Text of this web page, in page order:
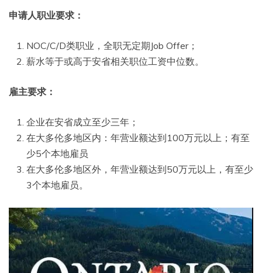
申请人职业要求：
NOC/C/D类职业，全职无定期Job Offer；
薪水等于或高于安省相关职位工资中位数。
雇主要求：
企业在安省成立至少三年；
在大多伦多地区内：年营业额达到100万元以上；有至
少5个本地雇员
在大多伦多地区外，年营业额达到50万元以上，有至少
3个本地雇员。